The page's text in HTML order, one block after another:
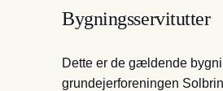
Bygningsservitutter
Dette er de gældende
grundejerforeningen